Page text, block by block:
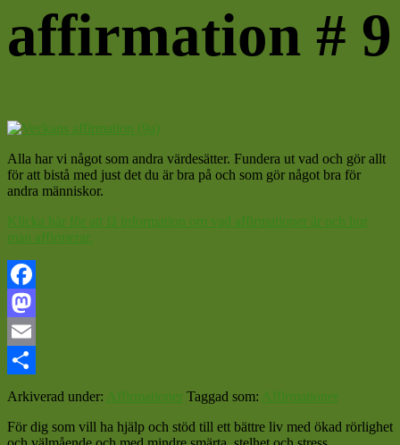
affirmation # 9
Alla har vi något som andra värdesätter. Fundera ut vad och gör allt
för att bistå med just det du är bra på och som gör något bra för
andra människor.
Klicka här för att få information om vad affirmationer är och hur
man affirmerar.
Facebook
Mastodon
Email
Dela
Arkiverad under: Affirmationer Taggad som: Affirmationer
För dig som vill ha hjälp och stöd till ett bättre liv med ökad rörlighet